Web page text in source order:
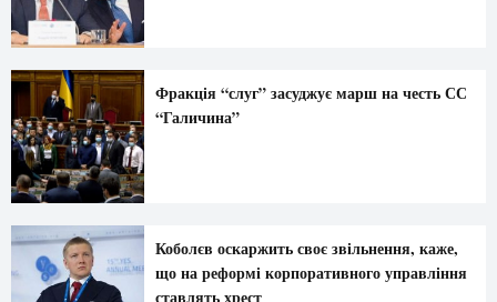
Фракція “слуг” засуджує марш на честь СС
“Галичина”
Коболєв оскаржить своє звільнення, каже,
що на реформі корпоративного управління